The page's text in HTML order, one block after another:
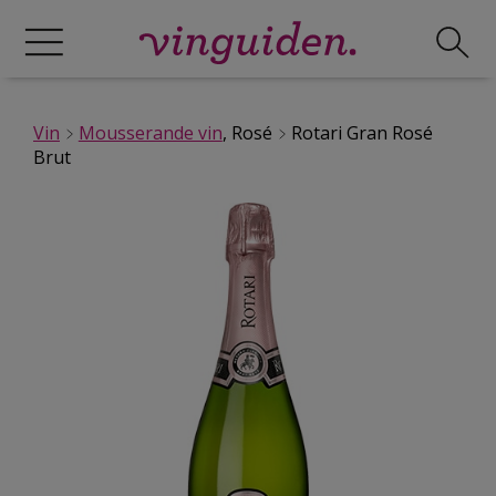
Vin Mousserande vin, Rosé
Rotari Gran Rosé
Brut